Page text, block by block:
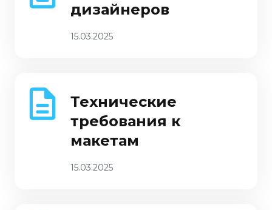
дизайнеров
15.03.2025
Технические
требования к
макетам
15.03.2025